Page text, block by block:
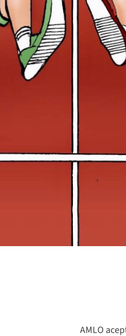
AMLO